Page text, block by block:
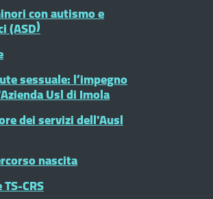
con autismo e
(ASD)
sessuale: l’impegno
Usl di Imola
dei servizi dell'Ausl
nascita
CRS